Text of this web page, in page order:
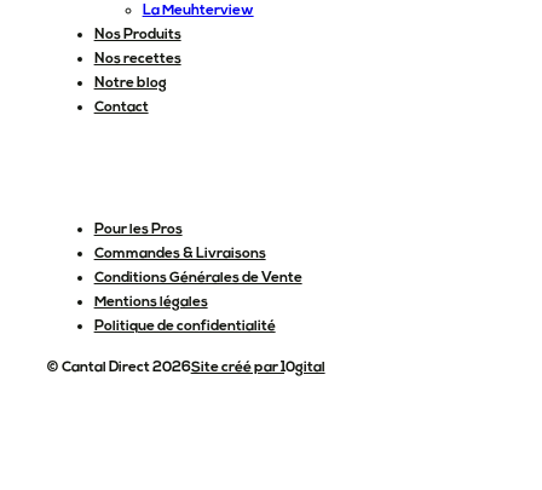
La Meuhterview
Nos Produits
Nos recettes
Notre blog
Contact
Pour les Pros
Commandes & Livraisons
Conditions Générales de Vente
Mentions légales
Politique de confidentialité
© Cantal Direct 2026Site créé par 10gital